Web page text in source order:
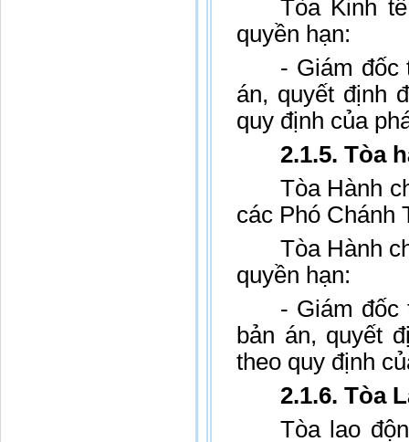
Tòa Kinh
quyền hạn:
- Giám đốc
án, quyết định
quy định của
2.1.5. Tòa
Tòa Hành
các Phó Chánh
Tòa Hành
quyền hạn:
- Giám đốc
bản án, quyết
theo quy định
2.1.6. Tòa
Tòa lao